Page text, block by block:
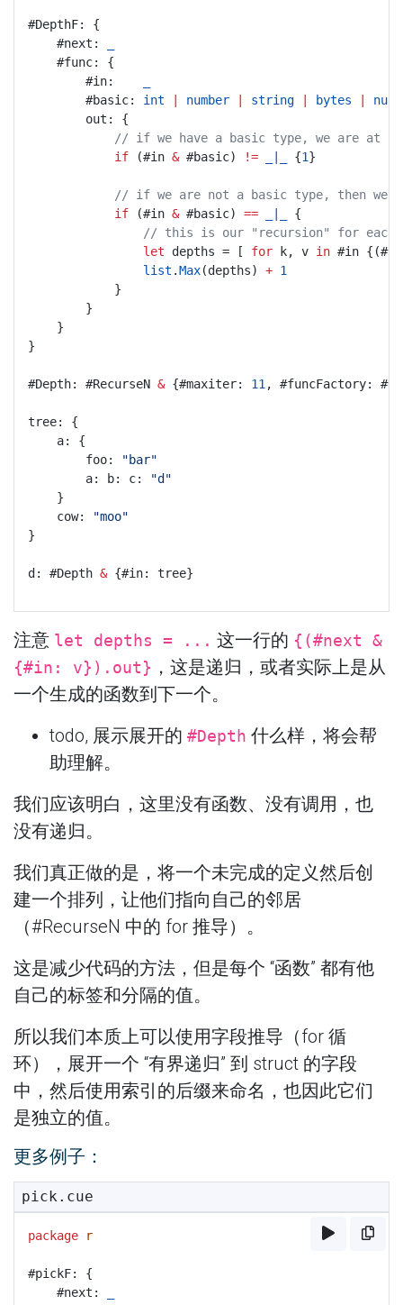
#DepthF: {
	#next:
	#func: {
		#in:
		#basic:
int number string bytes
null
		out: {
// if we have a basic type, we are at
if (#in & #basic) != {1}
// if we are not a basic type, then we
if (#in & #basic) ==
{
// this is our "recursion" for each
let depths = [ for k, v in #in
list .Max(depths) + 1
			}
		}
	}
}
#Depth: #RecurseN & {#maxiter: 11 , #funcFactory:
tree: {
	a: {
		foo:
"bar"
		a: b: c:
"d"
	}
	cow:
"moo"
}
d: #Depth & {#in: tree}
注意 let depths = ... 这一行的 {(#next &
{#in: v}).out} ，这是递归，或者实际上是从
一个生成的函数到下一个。
todo, 展示展开的 #Depth 什么样，将会帮
助理解。
我们应该明白，这里没有函数、没有调用，也
没有递归。
我们真正做的是，将一个未完成的定义然后创
建一个排列，让他们指向自己的邻居
（#RecurseN 中的 for 推导）。
这是减少代码的方法，但是每个 “函数” 都有他
自己的标签和分隔的值。
所以我们本质上可以使用字段推导（for 循
环），展开一个 “有界递归” 到 struct 的字段
中，然后使用索引的后缀来命名，也因此它们
是独立的值。
更多例子：
pick.cue
package r
#pickF: {
	#next: